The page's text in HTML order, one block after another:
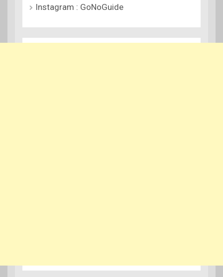
Instagram : GoNoGuide